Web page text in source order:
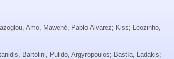
Amo, Mawené, Pablo Alvarez; Kiss; Leozinho,
Bartolini, Pulido, Argyropoulos; Bastía, Ladakis;